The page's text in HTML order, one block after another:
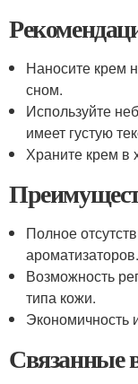
Наносите крем
сном.
Используйте
имеет густую
Храните крем в
Полное
ароматизаторов.
Возможность
типа кожи.
Экономичность
Связанные